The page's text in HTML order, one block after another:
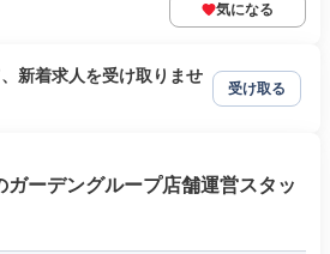
気になる
新着求人を受け取りませ
受け取る
ーデングループ店舗運営スタッ